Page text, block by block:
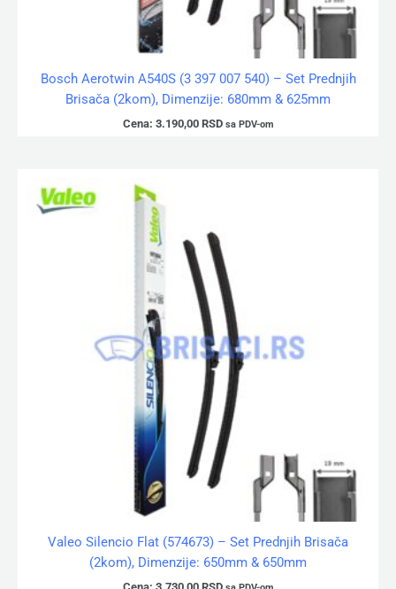
Bosch Aerotwin A540S (3 397 007 540) – Set Prednjih
Brisača (2kom), Dimenzije: 680mm & 625mm
Cena: 3.190,00 RSD sa PDV-om
Valeo Silencio Flat (574673) – Set Prednjih Brisača
(2kom), Dimenzije: 650mm & 650mm